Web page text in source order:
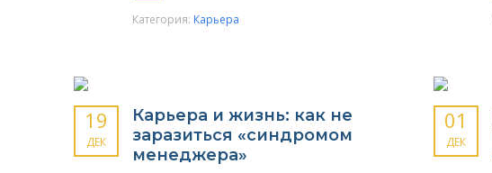
Категория: Карьера
19
ДЕК
Карьера и жизнь: как не
заразиться «синдромом
менеджера»
01
ДЕК